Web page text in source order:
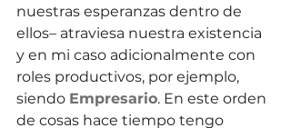
nuestras esperanzas dentro de
ellos– atraviesa nuestra existencia
y en mi caso adicionalmente con
roles productivos, por ejemplo,
siendo Empresario. En este orden
de cosas hace tiempo tengo